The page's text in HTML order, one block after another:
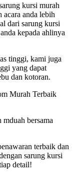
kursi murah
anda lebih
dari sarung kursi
kepada ahlinya
tinggi, kami juga
yang dapat
dan kotoran.
bersama
terbaik dan
sarung kursi
detail!